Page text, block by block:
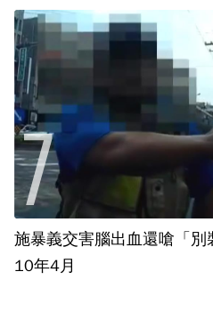
施暴義交害腦出血還嗆「
10年4月